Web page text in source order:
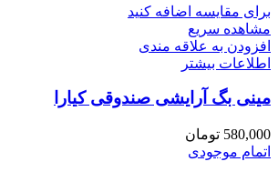
برای مقایسه اضافه کنید
مشاهده سریع
افزودن به علاقه مندی
اطلاعات بیشتر
مینی بگ آرایشی صندوقی کیارا
580,000 تومان
اتمام موجودی